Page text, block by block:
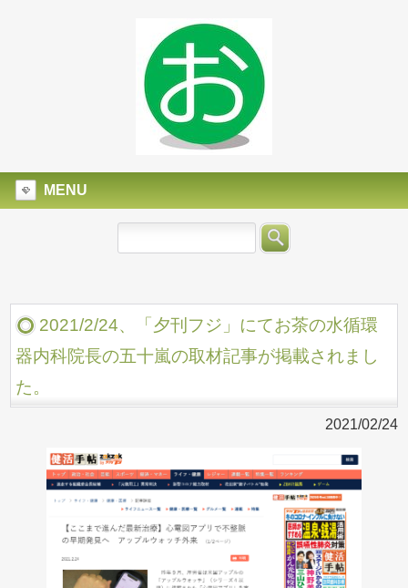
MENU
2021/2/24、「夕刊フジ」にてお茶の水循環
器内科院長の五十嵐の取材記事が掲載されまし
た。
2021/02/24